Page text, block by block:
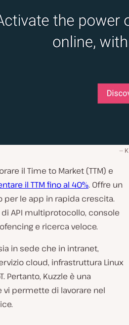
il Time to Market (TTM) e
il TTM fino al 40%. Offre un
per le app in rapida crescita.
API multiprotocollo, console
e ricerca veloce.
in sede che in intranet,
cloud, infrastruttura Linux
Pertanto, Kuzzle è una
vi permette di lavorare nel